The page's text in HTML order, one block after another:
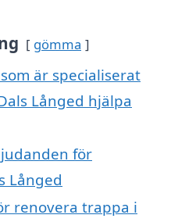
gömma
är specialiserat
Långed hjälpa
för
Långed
renovera trappa i